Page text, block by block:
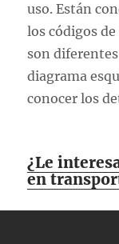
uso. Están
los códigos
son
diagrama
conocer los
¿Le
en